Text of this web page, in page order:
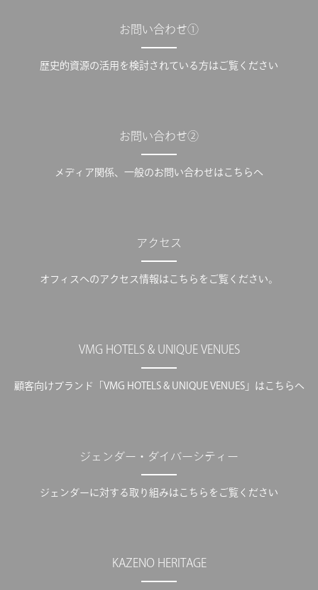
お問い合わせ①
歴史的資源の活用を検討されている方はご覧ください
お問い合わせ②
メディア関係、一般のお問い合わせはこちらへ
アクセス
オフィスへのアクセス情報はこちらをご覧ください。
VMG HOTELS & UNIQUE VENUES
顧客向けブランド「VMG HOTELS & UNIQUE VENUES」はこちらへ
ジェンダー・ダイバーシティー
ジェンダーに対する取り組みはこちらをご覧ください
KAZENO HERITAGE